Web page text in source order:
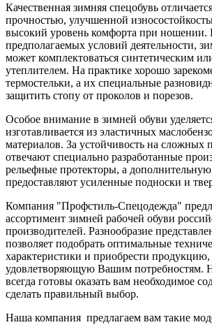
Качественная зимняя спецобувь
прочностью, улучшенной
высокий уровень комфорта при ношении.
предполагаемых условий деятельности,
может комплектоваться синтетическим
утеплителем. На практике хорошо
термостельки, а их специальные
защитить стопу от проколов и порезов.
Особое внимание в зимней обуви
изготавливается из эластичных
материалов. За устойчивость на сложных
отвечают специально разработанные
рельефные протекторы, а
предоставляют усиленные подноски и
Компания "Профстиль-Спецодежда"
ассортимент зимней рабочей обуви
производителей. Разнообразие
позволяет подобрать оптимальные
характеристики и приобрести
удовлетворяющую Вашим потребностям.
всегда готовы оказать вам необходимое
сделать правильный выбор.
Наша компания предлагаем вам такие